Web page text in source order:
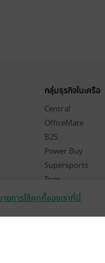
กลุ่มธุรกิจในเครือ
Central
OfficeMate
B2S
Power Buy
Supersports
Tops
Hytexts
ายการใช้คุกกี้ของเราที่นี่